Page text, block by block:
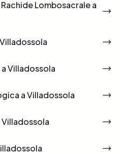
Lombosacrale a
Villadossola
a Villadossola